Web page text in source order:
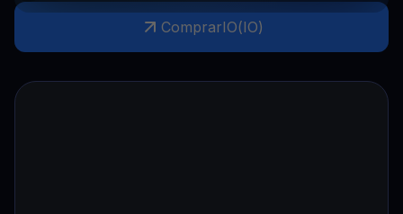
ComprarIO(IO)